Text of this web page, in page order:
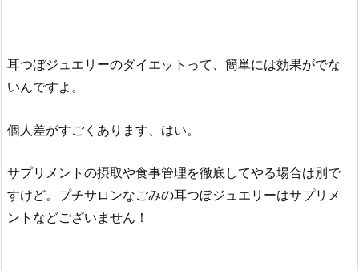
耳つぼジュエリーのダイエットって、簡単には効果がでな
いんですよ。
個人差がすごくあります、はい。
サプリメントの摂取や食事管理を徹底してやる場合は別で
すけど。プチサロンなごみの耳つぼジュエリーはサプリメ
ントなどございません！